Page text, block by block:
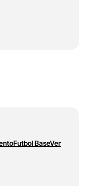
Futbol BaseVer